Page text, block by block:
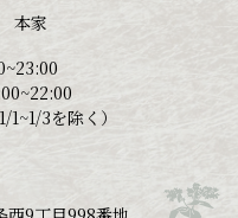
本家
1~1/3を除く）